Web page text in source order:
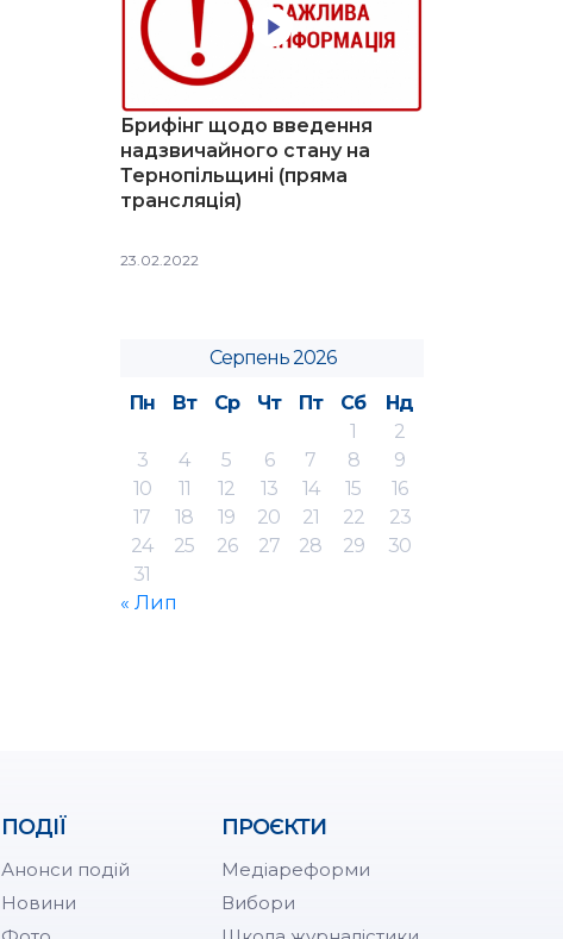
Брифінг щодо введення
надзвичайного стану на
Тернопільщині (пряма
трансляція)
23.02.2022
Серпень 2026
Пн
Вт Ср Чт Пт Сб
Нд
1
2
3
4 5 6 7 8
9
10
11 12 13 14 15
16
17
18 19 20 21 22
23
24
25 26 27 28 29
30
31
« Лип
ПОДІЇ
Анонси подій
Новини
ПРОЄКТИ
Медіареформи
Вибори